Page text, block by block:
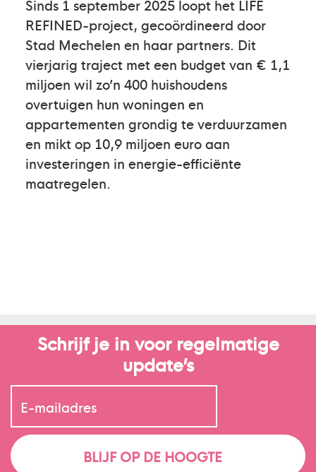
Sinds 1 september 2025 loopt het LIFE
REFINED-project, gecoördineerd door
Stad Mechelen en haar partners. Dit
vierjarig traject met een budget van € 1,1
miljoen wil zo’n 400 huishoudens
overtuigen hun woningen en
appartementen grondig te verduurzamen
en mikt op 10,9 miljoen euro aan
investeringen in energie-efficiënte
maatregelen.
Schrijf je in voor regelmatige
update’s